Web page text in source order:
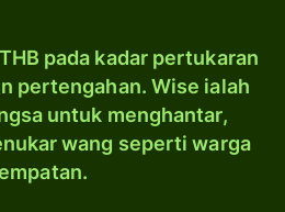
pada kadar pertukaran
pertengahan. Wise ialah
untuk menghantar,
wang seperti warga